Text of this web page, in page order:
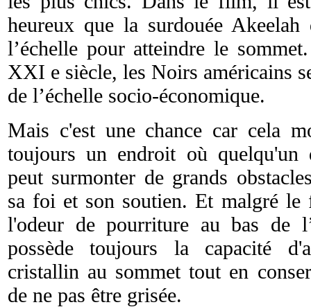
heureux que la surdouée
l’échelle pour atteindre le
XXI e siècle, les Noirs américains
de l’échelle socio-économique.
Mais c'est une chance car cela
toujours un endroit où quelqu'un
peut surmonter de grands
sa foi et son soutien. Et malgré le
l'odeur de pourriture au bas de
possède toujours la capacité
cristallin au sommet tout en
de ne pas être grisée.